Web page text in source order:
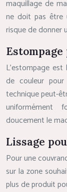
maquillage de
ne doit pas être
risque de donner
L’estompage
de couleur
technique peut-
uniformément
doucement le
Lissage
Pour une
sur la zone
plus de produit